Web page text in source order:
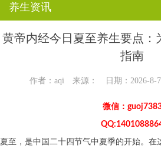
养生资讯
黄帝内经今日夏至养生要点：
指南
作者：aqi 来源： 日期：2026-8-
微信：
夏至，是中国二十四节气中夏季的开始。在